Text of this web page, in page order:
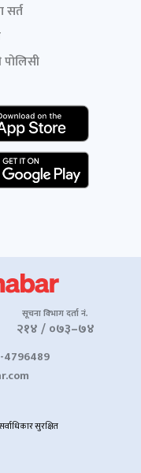
सर्त
पोलिसी
सूचना विभाग दर्ता नं.
२१४ / ०७३–७४
4796489
सुरक्षित